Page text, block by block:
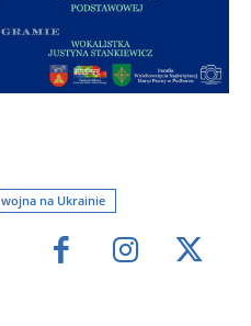
wojna na Ukrainie